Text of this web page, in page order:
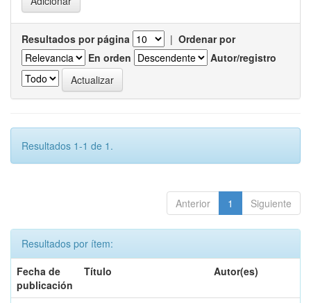
Resultados por página | Ordenar por
En orden
Autor/registro
Resultados 1-1 de 1.
Anterior 1 Siguiente
Resultados por ítem:
Fecha de
publicación
Título Autor(es)